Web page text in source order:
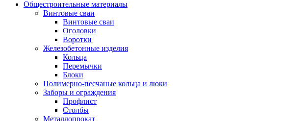
Общестроительные материалы
Винтовые сваи
Винтовые сваи
Оголовки
Воротки
Железобетонные изделия
Кольца
Перемычки
Блоки
Полимерно-песчаные кольца и люки
Заборы и ограждения
Профлист
Столбы
Металлопрокат